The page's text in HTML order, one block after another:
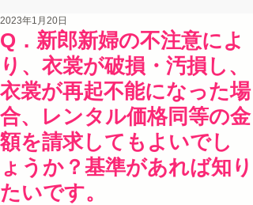
Q．新郎新婦の不注意によ
り、衣裳が破損・汚損し、
衣裳が再起不能になった場
合、レンタル価格同等の金
額を請求してもよいでし
ょうか？基準があれば知り
たいです。
2023年1月20日